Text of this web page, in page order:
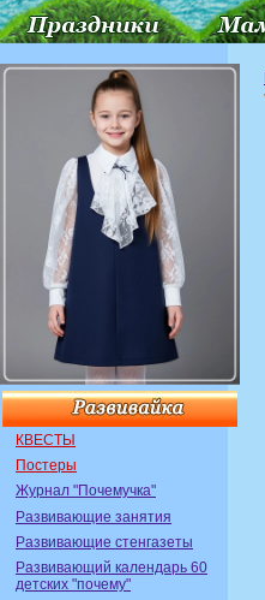
КВЕСТЫ
Постеры
Журнал "Почемучка"
Развивающие занятия
Развивающие стенгазеты
Развивающий календарь 60
детских "почему"